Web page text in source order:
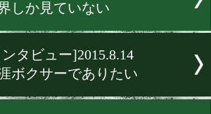
[ピックアップインタビュ
ー]2015.8.22
河野、節目の40戦目